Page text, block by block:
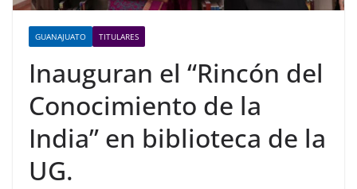
GUANAJUATO TITULARES
Inauguran el “Rincón del
Conocimiento de la
India” en biblioteca de la
UG.